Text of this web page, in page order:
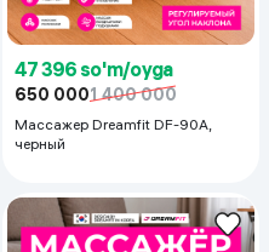
47 396 so'm/oyga
650 0001 400 000
Массажер Dreamfit DF-90A,
черный